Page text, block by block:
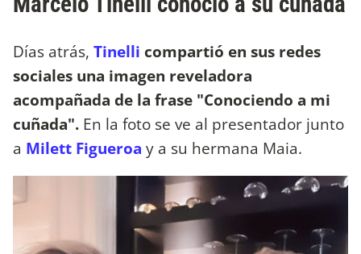
Días atrás, Tinelli compartió en sus redes
sociales una imagen reveladora
acompañada de la frase "Conociendo a mi
cuñada". En la foto se ve al presentador junto
a Milett Figueroa y a su hermana Maia.